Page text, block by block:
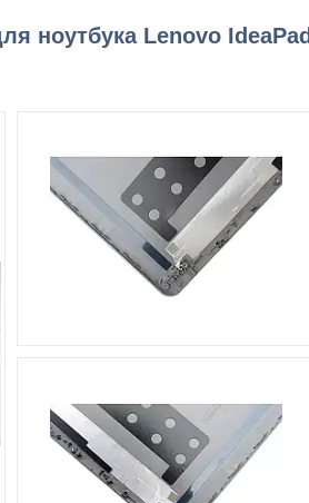
ноутбука Lenovo IdeaPad